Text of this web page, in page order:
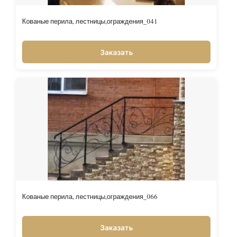
Кованые перила, лестницы,ограждения_041
Заказать
Кованые перила, лестницы,ограждения_066
Заказать